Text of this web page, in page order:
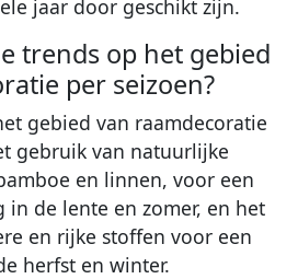
jaar door geschikt zijn.
trends op het gebied
per seizoen?
gebied van raamdecoratie
gebruik van natuurlijke
en linnen, voor een
de lente en zomer, en het
en rijke stoffen voor een
herfst en winter.